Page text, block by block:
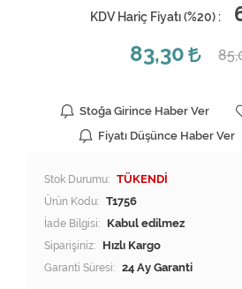
KDV Hariç Fiyatı (%20) :
83,30
Stoğa Girince Haber Ver
Fiyatı Düşünce Haber Ver
Stok Durumu: TÜKENDİ
Ürün Kodu: T1756
İade Bilgisi:
Siparişiniz: Hızlı Kargo
Garanti Süresi: 24 Ay Garanti